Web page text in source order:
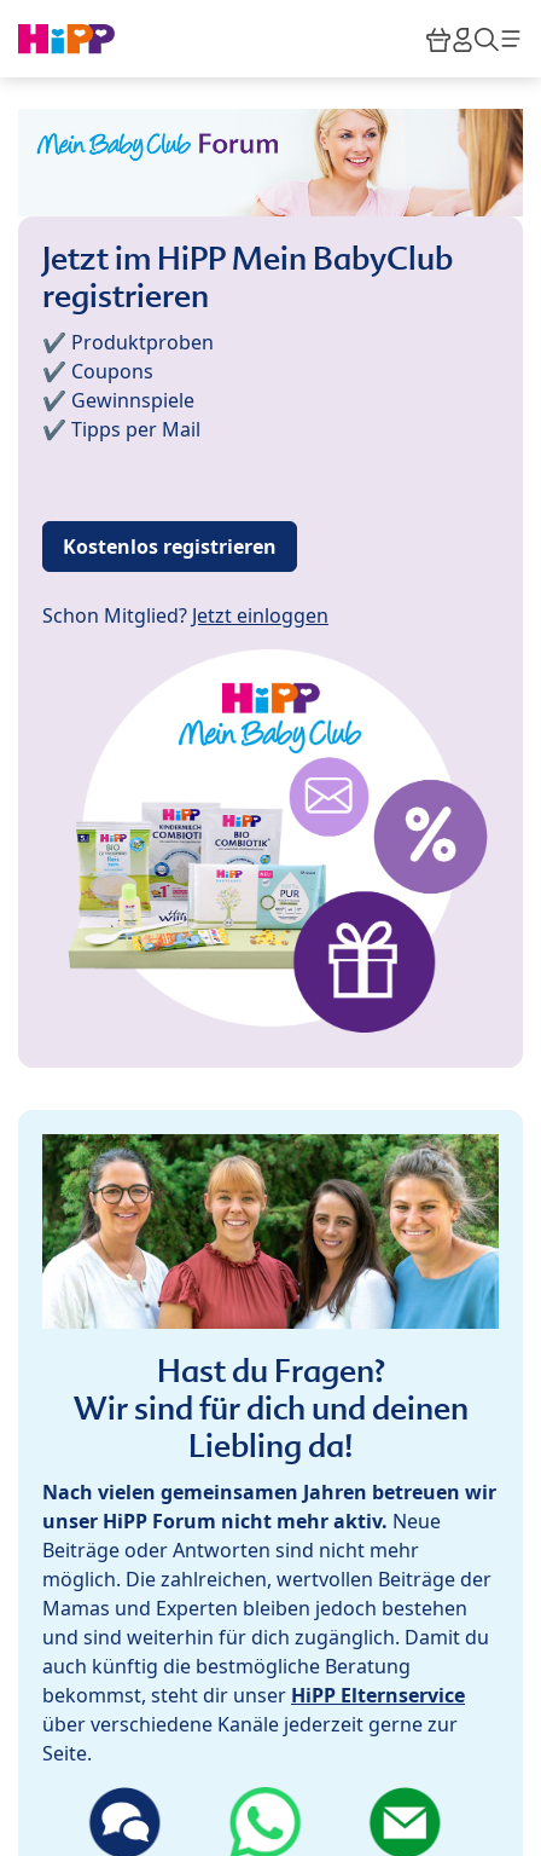
HiPP
Jetzt im HiPP Mein BabyClub
registrieren
✔️ Produktproben
✔️ Coupons
✔️ Gewinnspiele
✔️ Tipps per Mail
Kostenlos registrieren
Schon Mitglied? Jetzt einloggen
Hast du Fragen?
Wir sind für dich und deinen
Liebling da!
Nach vielen gemeinsamen Jahren betreuen wir
unser HiPP Forum nicht mehr aktiv. Neue
Beiträge oder Antworten sind nicht mehr
möglich. Die zahlreichen, wertvollen Beiträge der
Mamas und Experten bleiben jedoch bestehen
und sind weiterhin für dich zugänglich. Damit du
auch künftig die bestmögliche Beratung
bekommst, steht dir unser HiPP Elternservice
über verschiedene Kanäle jederzeit gerne zur
Seite.